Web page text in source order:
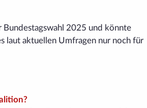
2025 und könnte
laut aktuellen Umfragen nur noch für